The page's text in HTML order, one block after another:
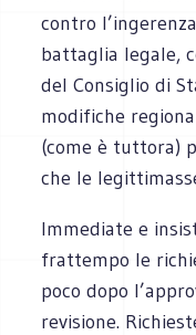
contro
battaglia legale,
del Consiglio di
modifiche
(come è tuttora)
che le
Immediate e
frattempo le
poco dopo
revisione.